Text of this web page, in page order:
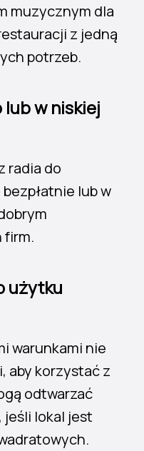
muzycznym dla
z jedną
potrzeb.
lub w niskiej
radia do
lub w
firm.
użytku
warunkami nie
aby korzystać z
odtwarzać
jeśli lokal jest